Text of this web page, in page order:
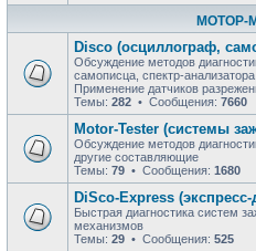
МОТОР-
Disco (осциллограф,
Обсуждение методов
самописца, спектр-
Применение датчиков
Темы: 282 • Сообщения: 7660
Motor-Tester (системы
Обсуждение методов
другие составляющие
Темы: 79 • Сообщения: 1680
DiSco-Express (экспресс-
Быстрая диагностика систем
механизмов
Темы: 29 • Сообщения: 525